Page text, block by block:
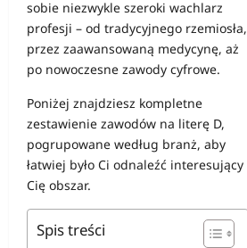
sobie niezwykle szeroki wachlarz
profesji – od tradycyjnego rzemiosła,
przez zaawansowaną medycynę, aż
po nowoczesne zawody cyfrowe.
Poniżej znajdziesz kompletne
zestawienie zawodów na literę D,
pogrupowane według branż, aby
łatwiej było Ci odnaleźć interesujący
Cię obszar.
Spis treści